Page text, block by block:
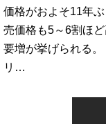
価格がおよそ11年
売価格も5～6割ほ
要増が挙げられる
リ…